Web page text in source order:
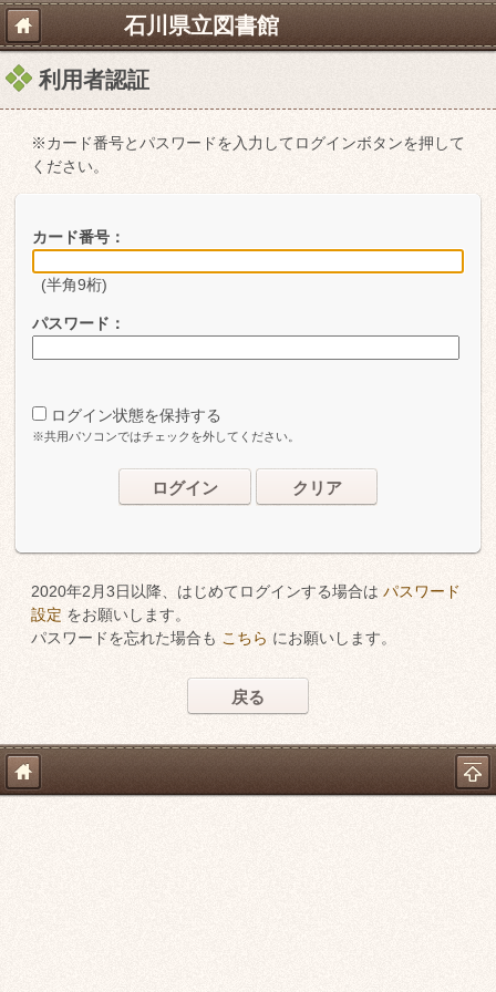
石川県立図書館
利用者認証
※カード番号とパスワードを入力してログインボタンを押して
ください。
カード番号：
(半角9桁)
パスワード：
ログイン状態を保持する
※共用パソコンではチェックを外してください。
ログイン クリア
2020年2月3日以降、はじめてログインする場合は パスワード
設定 をお願いします。
パスワードを忘れた場合も こちら にお願いします。
戻る